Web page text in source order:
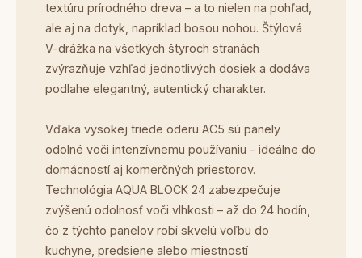
textúru prírodného dreva – a to nielen na pohľad,
ale aj na dotyk, napríklad bosou nohou. Štýlová
V-drážka na všetkých štyroch stranách
zvýrazňuje vzhľad jednotlivých dosiek a dodáva
podlahe elegantný, autentický charakter.
Vďaka vysokej triede oderu AC5 sú panely
odolné voči intenzívnemu používaniu – ideálne do
domácností aj komerčných priestorov.
Technológia AQUA BLOCK 24 zabezpečuje
zvýšenú odolnosť voči vlhkosti – až do 24 hodín,
čo z týchto panelov robí skvelú voľbu do
kuchyne, predsiene alebo miestností